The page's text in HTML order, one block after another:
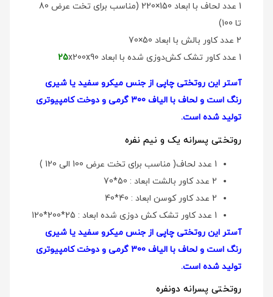
1 عدد لحاف با ابعاد 150×220 (مناسب برای تخت عرض 80
تا 100)
2 عدد کاور بالش با ابعاد 50×70
1 عدد کاور تشک کش‌دوزی شده با ابعاد
25x200x90
آستر این روتختی چاپی از جنس میکرو سفید یا شیری
رنگ است و لحاف با الیاف 300 گرمی و دوخت کامپیوتری
تولید شده است.
روتختی پسرانه یک و نیم نفره
1 عدد لحاف( مناسب برای تخت عرض 100 الی 120 )
2 عدد کاور بالشت ابعاد : 50*70
2 عدد کاور کوسن ابعاد : 40*40
1 عدد کاور تشک کش دوزی شده ابعاد : 25*200*120
آستر این روتختی چاپی از جنس میکرو سفید یا شیری
رنگ است و لحاف با الیاف 300 گرمی و دوخت کامپیوتری
تولید شده است.
روتختی پسرانه دو‌نفره